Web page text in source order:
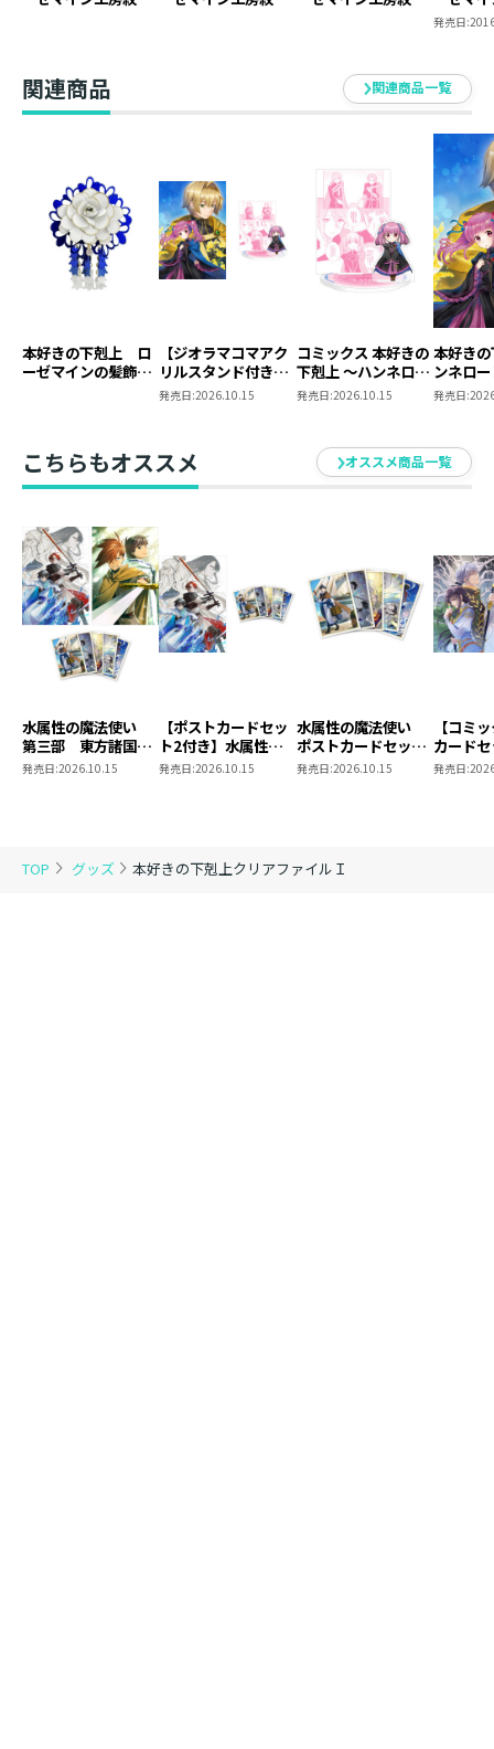
TOP グッズ 本好きの下剋上クリアファイルＩ
キーホ
発売日:
関連商品 関連商品一覧
本好きの下剋上 ロ
ーゼマインの髪飾り
【ジオラマコマアク
リルスタンド付き】
本好きの下剋上 ～ハ
ミックス）
発売日:2026.10.15
コミックス 本好きの
下剋上 ～ハンネロー
レの貴族院五年生～
アクリルスタンド
（1巻4話）
発売日:2026.10.15
本好き
ンネロ
五年生
発売日:
こちらもオススメ オススメ商品一覧
水属性の魔法使い
第三部 東方諸国編
8 同時発売まとめ
発売日:2026.10.15
【ポストカードセッ
ト2付き】水属性の
魔法使い 第三部
発売日:2026.10.15
水属性の魔法使い
ポストカードセット
2
発売日:2026.10.15
【コミ
カード
き】恋
発売日: